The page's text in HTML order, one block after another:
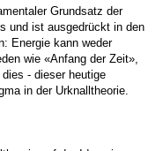
Grundsatz der
und ist ausgedrückt in den
Energie kann weder
wie «Anfang der Zeit»,
- dieser heutige
in der Urknalltheorie.